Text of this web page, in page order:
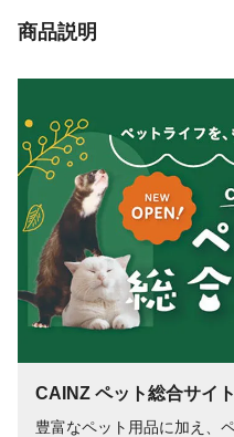
生産国
中国
商品説明
CAINZ ペット総合サイト
豊富なペット用品に加え、